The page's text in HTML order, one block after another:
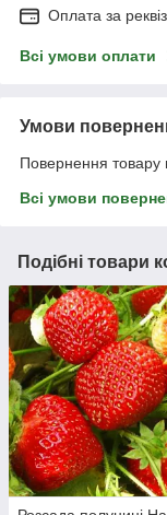
Оплата за
Всі умови оплати
Умови
Повернення товару
Всі умови
Подібні товари